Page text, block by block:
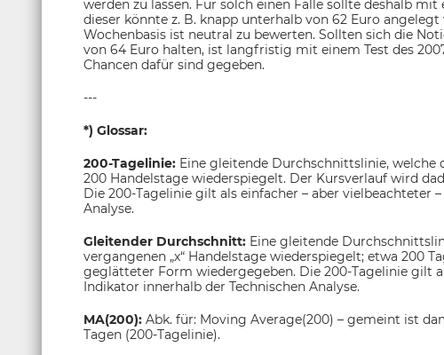
werden zu lassen. Für solch einen Falle sollte deshalb
dieser könnte z. B. knapp unterhalb von 62 Euro
Wochenbasis ist neutral zu bewerten. Sollten sich die
von 64 Euro halten, ist langfristig mit einem Test des
Chancen dafür sind gegeben.
---
*) Glossar:
200-Tagelinie: Eine gleitende Durchschnittslinie,
200 Handelstage wiederspiegelt. Der Kursverlauf wird
Die 200-Tagelinie gilt als einfacher – aber vielbeachteter
Analyse.
Gleitender Durchschnitt: Eine gleitende
vergangenen „x“ Handelstage wiederspiegelt; etwa 200
geglätteter Form wiedergegeben. Die 200-Tagelinie gilt
Indikator innerhalb der Technischen Analyse.
MA(200): Abk. für: Moving Average(200) – gemeint ist
Tagen (200-Tagelinie).